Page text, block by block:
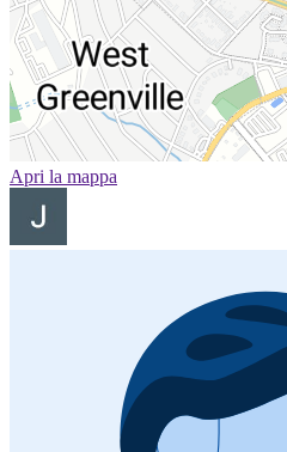
Apri la mappa